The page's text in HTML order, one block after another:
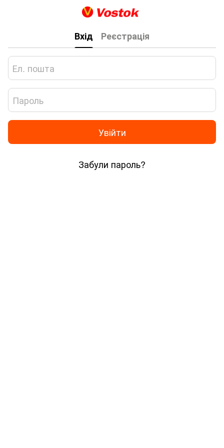
Вхід Реєстрація
Увійти
Забули пароль?